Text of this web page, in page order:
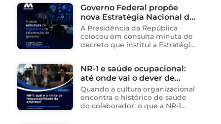
operações de empresas de
tecnologia no Brasil. Para ajudar
na …
Governo Federal propõe
nova Estratégia Nacional de
Segurança da Informação e
cria sistema integrado de
governança para órgãos
A Presidência da República
colocou em consulta minuta de
decreto que institui a Estratégia
Sistema Integrado de
Segurança da Informação
(SISInfo), estabelecendo …
NR-1 e saúde ocupacional:
até onde vai o dever de
cuidado da empresa?
Quando a cultura organizacional
encontra o histórico de saúde
do colaborador: o que a NR-1